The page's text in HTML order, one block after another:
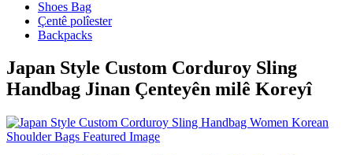
Shoes Bag
Çentê polîester
Backpacks
Japan Style Custom Corduroy Sling
Handbag Jinan Çenteyên milê Koreyî